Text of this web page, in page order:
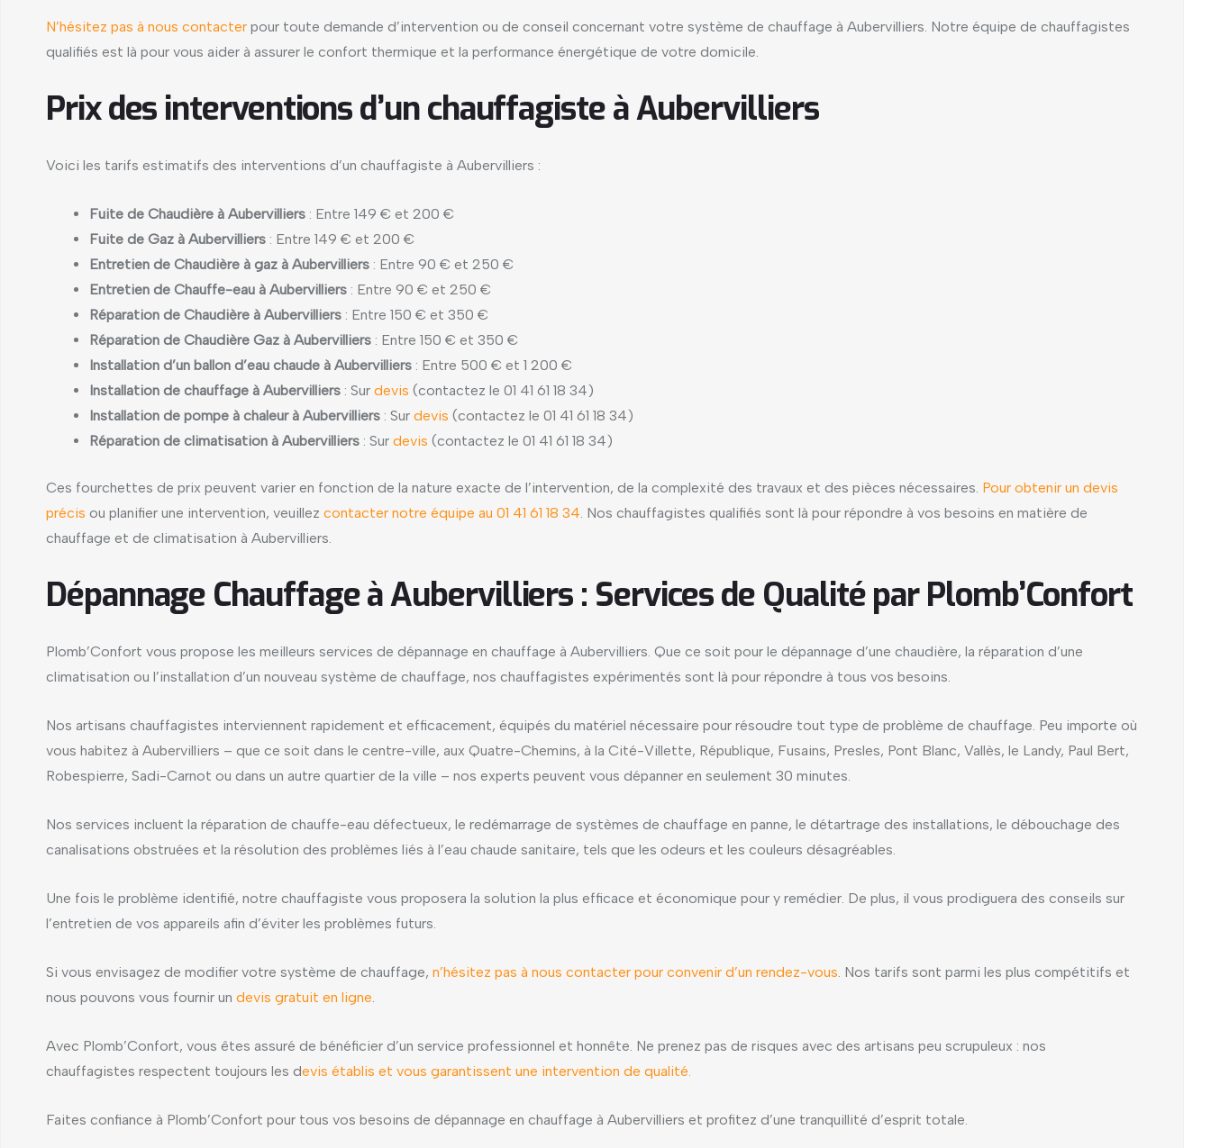
N’hésitez pas à nous contacter pour toute demande d’intervention ou de conseil concernant votre système de chauffage à Aubervilliers. Notre équipe de chauffagistes
qualifiés est là pour vous aider à assurer le confort thermique et la performance énergétique de votre domicile.
Prix des interventions d’un chauffagiste à Aubervilliers
Voici les tarifs estimatifs des interventions d’un chauffagiste à Aubervilliers :
Fuite de Chaudière à Aubervilliers : Entre 149 € et 200 €
Fuite de Gaz à Aubervilliers : Entre 149 € et 200 €
Entretien de Chaudière à gaz à Aubervilliers : Entre 90 € et 250 €
Entretien de Chauffe-eau à Aubervilliers : Entre 90 € et 250 €
Réparation de Chaudière à Aubervilliers : Entre 150 € et 350 €
Réparation de Chaudière Gaz à Aubervilliers : Entre 150 € et 350 €
Installation d’un ballon d’eau chaude à Aubervilliers : Entre 500 € et 1 200 €
Installation de chauffage à Aubervilliers : Sur devis (contactez le 01 41 61 18 34)
Installation de pompe à chaleur à Aubervilliers : Sur devis (contactez le 01 41 61 18 34)
Réparation de climatisation à Aubervilliers : Sur devis (contactez le 01 41 61 18 34)
Ces fourchettes de prix peuvent varier en fonction de la nature exacte de l’intervention, de la complexité des travaux et des pièces nécessaires. Pour obtenir un devis
précis ou planifier une intervention, veuillez contacter notre équipe au 01 41 61 18 34. Nos chauffagistes qualifiés sont là pour répondre à vos besoins en matière de
chauffage et de climatisation à Aubervilliers.
Dépannage Chauffage à Aubervilliers : Services de Qualité par Plomb’Confort
Plomb’Confort vous propose les meilleurs services de dépannage en chauffage à Aubervilliers. Que ce soit pour le dépannage d’une chaudière, la réparation d’une
climatisation ou l’installation d’un nouveau système de chauffage, nos chauffagistes expérimentés sont là pour répondre à tous vos besoins.
Nos artisans chauffagistes interviennent rapidement et efficacement, équipés du matériel nécessaire pour résoudre tout type de problème de chauffage. Peu importe où
vous habitez à Aubervilliers – que ce soit dans le centre-ville, aux Quatre-Chemins, à la Cité-Villette, République, Fusains, Presles, Pont Blanc, Vallès, le Landy, Paul Bert,
Robespierre, Sadi-Carnot ou dans un autre quartier de la ville – nos experts peuvent vous dépanner en seulement 30 minutes.
Nos services incluent la réparation de chauffe-eau défectueux, le redémarrage de systèmes de chauffage en panne, le détartrage des installations, le débouchage des
canalisations obstruées et la résolution des problèmes liés à l’eau chaude sanitaire, tels que les odeurs et les couleurs désagréables.
Une fois le problème identifié, notre chauffagiste vous proposera la solution la plus efficace et économique pour y remédier. De plus, il vous prodiguera des conseils sur
l’entretien de vos appareils afin d’éviter les problèmes futurs.
Si vous envisagez de modifier votre système de chauffage, n’hésitez pas à nous contacter pour convenir d’un rendez-vous. Nos tarifs sont parmi les plus compétitifs et
nous pouvons vous fournir un devis gratuit en ligne.
Avec Plomb’Confort, vous êtes assuré de bénéficier d’un service professionnel et honnête. Ne prenez pas de risques avec des artisans peu scrupuleux : nos
chauffagistes respectent toujours les devis établis et vous garantissent une intervention de qualité.
Faites confiance à Plomb’Confort pour tous vos besoins de dépannage en chauffage à Aubervilliers et profitez d’une tranquillité d’esprit totale.